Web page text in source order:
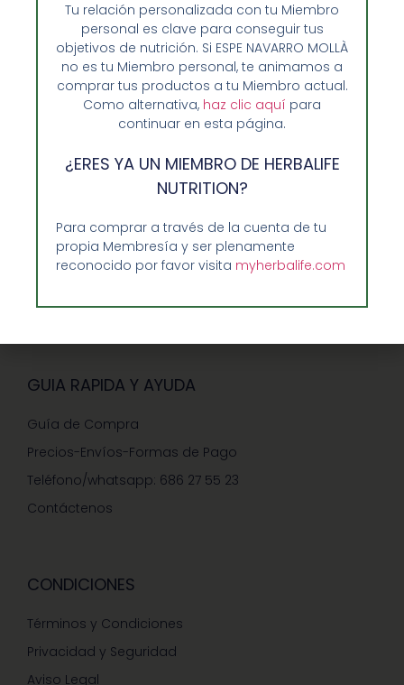
Opiniones de Clientes
Sobre Nosotros y Herbalife
Ventajas de Comprar en Enformaherbal.com
GUIA RAPIDA Y AYUDA
Guía de Compra
Precios-Envíos-Formas de Pago
Teléfono/whatsapp: 686 27 55 23
Contáctenos
CONDICIONES
Términos y Condiciones
Privacidad y Seguridad
Aviso Legal
Tu relación personalizada con tu Miembro
personal es clave para conseguir tus
objetivos de nutrición. Si ESPE NAVARRO MOLLÀ
no es tu Miembro personal, te animamos a
comprar tus productos a tu Miembro actual.
Como alternativa, haz clic aquí para
continuar en esta página.
¿ERES YA UN MIEMBRO DE HERBALIFE
NUTRITION?
Para comprar a través de la cuenta de tu
propia Membresía y ser plenamente
reconocido por favor visita myherbalife.com